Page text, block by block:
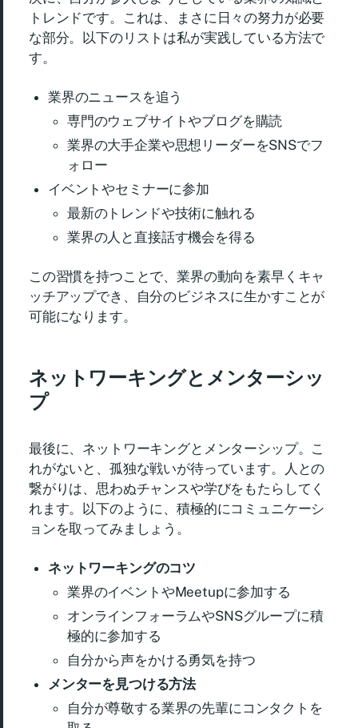
トレンドです。これは、まさに日々の努力が必要
な部分。以下のリストは私が実践している方法で
す。
業界のニュースを追う
専門のウェブサイトやブログを購読
業界の大手企業や思想リーダーをSNSでフ
ォロー
イベントやセミナーに参加
最新のトレンドや技術に触れる
業界の人と直接話す機会を得る
この習慣を持つことで、業界の動向を素早くキャ
ッチアップでき、自分のビジネスに生かすことが
可能になります。
ネットワーキングとメンターシッ
プ
最後に、ネットワーキングとメンターシップ。こ
れがないと、孤独な戦いが待っています。人との
繋がりは、思わぬチャンスや学びをもたらしてく
れます。以下のように、積極的にコミュニケーシ
ョンを取ってみましょう。
ネットワーキングのコツ
業界のイベントやMeetupに参加する
オンラインフォーラムやSNSグループに積
極的に参加する
自分から声をかける勇気を持つ
メンターを見つける方法
自分が尊敬する業界の先輩にコンタクトを